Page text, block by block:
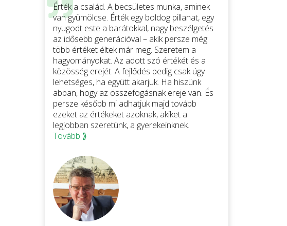
Érték a család. A becsületes munka, aminek
van gyümölcse. Érték egy boldog pillanat, egy
nyugodt este a barátokkal, nagy beszélgetés
az idősebb generációval – akik persze még
több értéket éltek már meg. Szeretem a
hagyományokat. Az adott szó értékét és a
közösség erejét. A fejlődés pedig csak úgy
lehetséges, ha együtt akarjuk. Ha hiszünk
abban, hogy az összefogásnak ereje van. És
persze később mi adhatjuk majd tovább
ezeket az értékeket azoknak, akiket a
legjobban szeretünk, a gyerekeinknek.
Tovább ⟫